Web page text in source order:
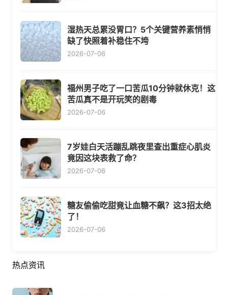
湿热天总累没胃口？5个关键营养素悄悄
缺了快照着补稳住不垮
2026-07-06
福州男子吃了一口苦瓜10分钟就休克！这
苦瓜真不是开玩笑的剧毒
2026-07-06
7岁娃白天活蹦乱跳夜里查出重症心肌炎
竟因这块表救了命？
2026-07-06
糖友偷偷吃甜竟让血糖不飙？这3招太绝
了！
2026-07-06
热点资讯